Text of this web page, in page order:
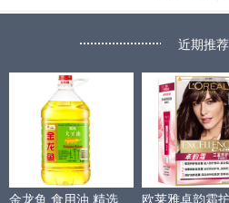
近期推荐
金龙鱼 食用油 精选 欧莱雅卓韵霜